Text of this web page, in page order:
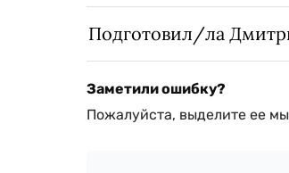
Подготовил/ла
Заметили ошибку?
Пожалуйста, выделите ее